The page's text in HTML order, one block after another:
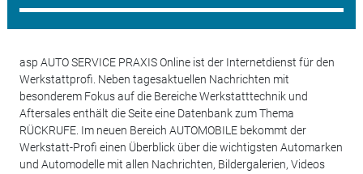
asp AUTO SERVICE PRAXIS Online ist der Internetdienst für den
Werkstattprofi. Neben tagesaktuellen Nachrichten mit
besonderem Fokus auf die Bereiche Werkstatttechnik und
Aftersales enthält die Seite eine Datenbank zum Thema
RÜCKRUFE. Im neuen Bereich AUTOMOBILE bekommt der
Werkstatt-Profi einen Überblick über die wichtigsten Automarken
und Automodelle mit allen Nachrichten, Bildergalerien, Videos